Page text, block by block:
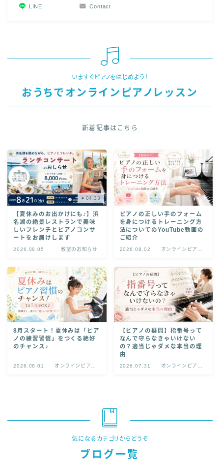
LINE
Contact
いますぐピアノをはじめよう！
おうちでオンラインピアノレッスン
新着記事はこちら
04:33
【夏休みのお出かけにも♪】浜
名湖の絶景レストランで美味
しいフレンチとピアノコンサ
ートをお届けします
2026.08.05 教室のお知らせ
ピアノの正しい手のフォーム
を身につけるトレーニング方
法についてのYouTube動画の
ご紹介
2026.08.02
オンラインピアノ
8月スタート！夏休みは「ピア
ノの練習習慣」をつくる絶好
のチャンス♪
2026.08.01
オンラインピアノ
【ピアノの疑問】指番号って
なんで守らなきゃいけない
の？適当じゃダメな本当の理
由
2026.07.31
オンラインピアノ
気になるカテゴリからどうぞ
ブログ一覧